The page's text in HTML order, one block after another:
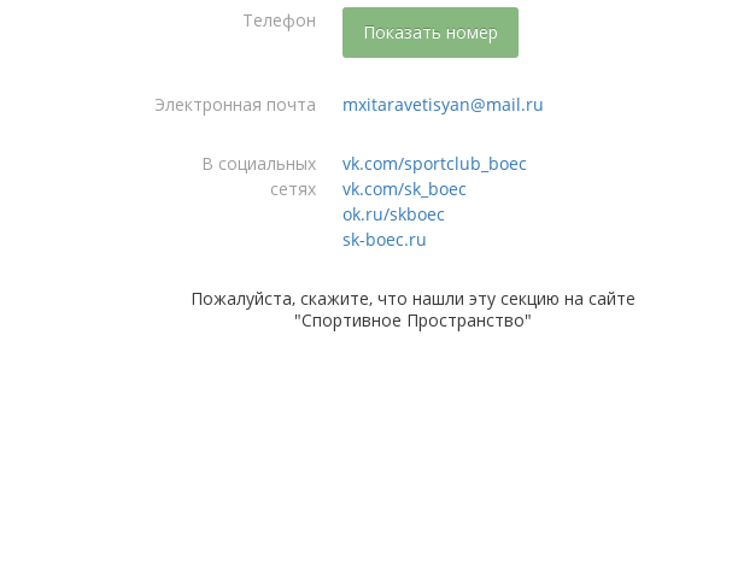
Телефон
Показать номер
Электронная почта mxitaravetisyan@mail.ru
В социальных
сетях
vk.com/sportclub_boec
vk.com/sk_boec
ok.ru/skboec
sk-boec.ru
Пожалуйста, скажите, что нашли эту секцию на сайте
"Спортивное Пространство"